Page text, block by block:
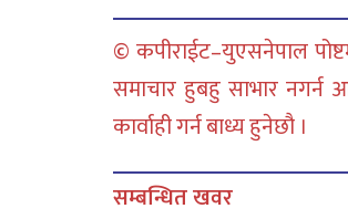
© कपीराईट–युएसनेपाल
समाचार हुबहु साभार नगर्न
कार्वाही गर्न बाध्य हुनेछौ ।
सम्बन्धित खवर